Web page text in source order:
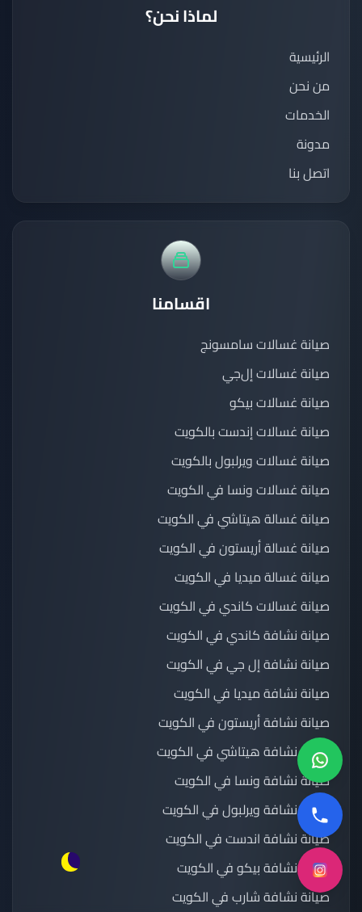
لماذا نحن؟
الرئيسية
من نحن
الخدمات
مدونة
اتصل بنا
اقسامنا
صيانة غسالات سامسونج
صيانة غسالات إل‌جي
صيانة غسالات بيكو
صيانة غسالات إندست بالكويت
صيانة غسالات ويرلبول بالكويت
صيانة غسالات ونسا في الكويت
صيانة غسالة هيتاشي في الكويت
صيانة غسالة أريستون في الكويت
صيانة غسالة ميديا في الكويت
صيانة غسالات كاندي في الكويت
صيانة نشافة كاندي في الكويت
صيانة نشافة إل جي في الكويت
صيانة نشافة ميديا في الكويت
صيانة نشافة أريستون في الكويت
صيانة نشافة هيتاشي في الكويت
صيانة نشافة ونسا في الكويت
صيانة نشافة ويرلبول في الكويت
صيانة نشافة اندست في الكويت
صيانة نشافة بيكو في الكويت
صيانة نشافة شارب في الكويت